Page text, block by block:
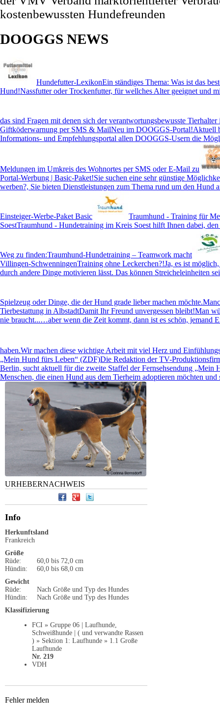
kostenbewussten Hundefreunden
DOOGGS NEWS
Hundefutter-LexikonEin ständiges Thema: Was ist das
Hund!Nassfutter oder Trockenfutter, für wellches Alter geeignet und
das sind Fragen mit denen sich der verantwortungsbewusste Tierhalter
Giftköderwarnung per SMS & MailNeu im DOOGGS-Portal!Aktuell
Informations- und Empfehlungsportal allen DOOGGS-Usern die
Meldungen im Umkreis des Wohnortes per SMS oder E-Mail zu
Portal-Werbung | Basic-Paket!Sie suchen eine sehr günstige
werben?, Sie bieten Dienstleistungen zum Thema rund um den Hund
Einsteiger-Werbe-Paket Basic
Traumhund - Training für
SoestTraumhund - Hundetraining im Kreis Soest hilft Ihnen dabei, den
Weg zu finden:Traumhund-Hundetraining – Teamwork macht
Villingen-SchwenningenTraining ohne Leckerchen?!Ja, es ist
durch andere Dinge motivieren lässt. Das können Streicheleinheiten
Spielzeug oder Dinge, die der Hund grade lieber machen
Tierbestattung in AlbstadtDamit Ihr Freund unvergessen bleibt!Man
nie braucht...…aber wenn die Zeit kommt, dann ist es schön, jemand
haben.Wir machen diese wichtige Arbeit mit viel Herz und
„Mein Hund fürs Leben“ (ZDF)Die Redaktion der TV-
Berlin, sucht aktuell für die zweite Staffel der Fernsehsendung „Mein
Menschen, die einen Hund aus dem Tierheim adoptieren möchten und
URHEBERNACHWEIS
Info
Herkunftsland
Frankreich
Größe
Rüde:
60,0 bis 72,0 cm
Hündin:
60,0 bis 68,0 cm
Gewicht
Rüde:
Nach Größe und Typ des Hundes
Hündin:
Nach Größe und Typ des Hundes
Klassifizierung
FCI » Gruppe 06 | Laufhunde,
Schweißhunde | ( und verwandte Rassen
) » Sektion 1: Laufhunde » 1.1 Große
Laufhunde
Nr. 219
VDH
Fehler melden